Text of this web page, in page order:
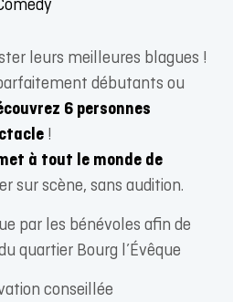
leurs meilleures blagues !
débutants ou
6 personnes
!
à tout le monde de
sur scène, sans audition.
par les bénévoles afin de
quartier Bourg l’Évêque
conseillée